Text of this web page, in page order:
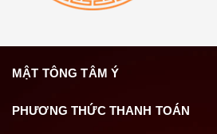
MẬT TÔNG TÂM Ý
PHƯƠNG THỨC THANH TOÁN